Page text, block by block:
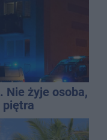
Nie żyje osoba,
piętra